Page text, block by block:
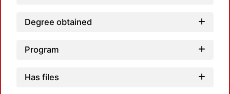
Degree obtained
Program
Has files